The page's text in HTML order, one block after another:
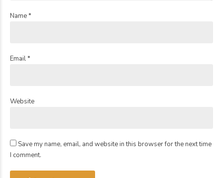
Name *
Email *
Website
Save my name, email, and website in this browser for the next time
I comment.